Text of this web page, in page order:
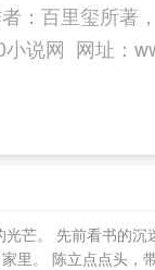
：百里玺所著
芒。 先前看书的
里。 陈立点点头